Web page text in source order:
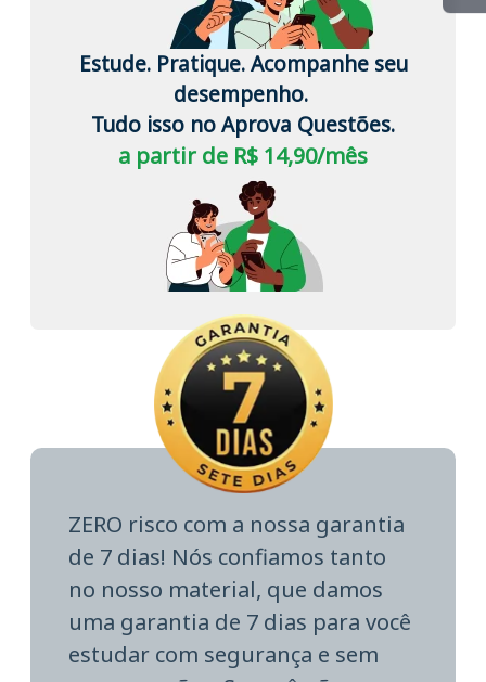
Estude. Pratique. Acompanhe seu
desempenho.
Tudo isso no Aprova Questões.
a partir de R$ 14,90/mês
ZERO risco com a nossa garantia
de 7 dias! Nós confiamos tanto
no nosso material, que damos
uma garantia de 7 dias para você
estudar com segurança e sem